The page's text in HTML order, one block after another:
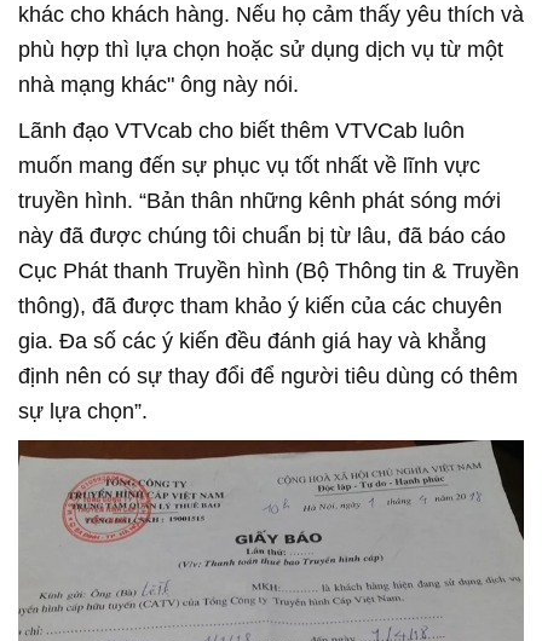
khác cho khách hàng. Nếu họ cảm thấy yêu thích và
phù hợp thì lựa chọn hoặc sử dụng dịch vụ từ một
nhà mạng khác" ông này nói.
Lãnh đạo VTVcab cho biết thêm VTVCab luôn
muốn mang đến sự phục vụ tốt nhất về lĩnh vực
truyền hình. “Bản thân những kênh phát sóng mới
này đã được chúng tôi chuẩn bị từ lâu, đã báo cáo
Cục Phát thanh Truyền hình (Bộ Thông tin & Truyền
thông), đã được tham khảo ý kiến của các chuyên
gia. Đa số các ý kiến đều đánh giá hay và khẳng
định nên có sự thay đổi để người tiêu dùng có thêm
sự lựa chọn”.